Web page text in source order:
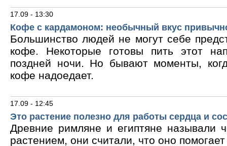
17.09 - 13:30
Кофе с кардамоном: необычный вкус
Большинство людей не могут себе
кофе. Некоторые готовы пить этот
поздней ночи. Но бывают моменты,
кофе надоедает.
17.09 - 12:45
Это растение полезно для работы сердца и
Древние римляне и египтяне называли
растением, они считали, что оно